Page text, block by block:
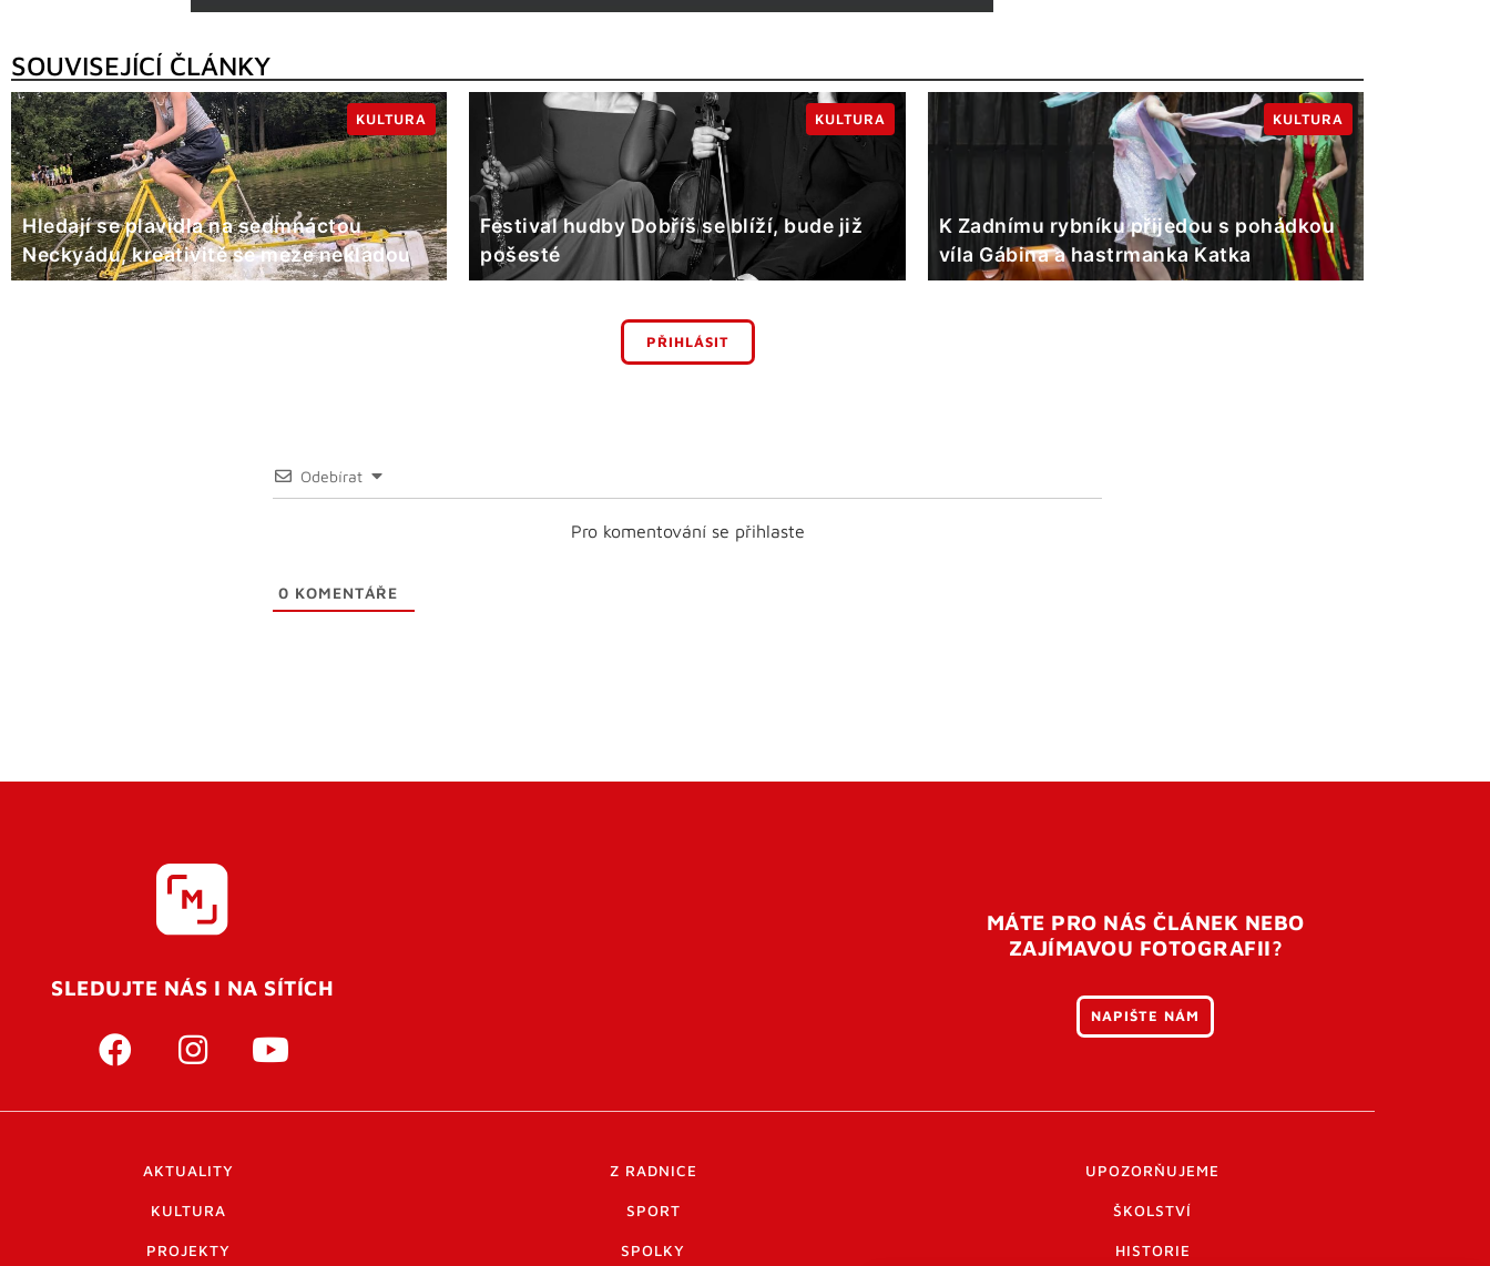
SOUVISEJÍCÍ ČLÁNKY
Hledají se plavidla na sedmnáctou
Neckyádu, kreativitě se meze nekladou
KULTURA
Festival hudby Dobříš se blíží, bude již
pošesté
KULTURA
K Zadnímu rybníku přijedou s pohádkou
víla Gábina a hastrmanka Katka
KULTURA
PŘIHLÁSIT
Odebírat
Pro komentování se přihlaste
0 KOMENTÁŘE
SLEDUJTE NÁS I NA SÍTÍCH
MÁTE PRO NÁS ČLÁNEK NEBO
ZAJÍMAVOU FOTOGRAFII?
NAPIŠTE NÁM
AKTUALITY Z RADNICE UPOZORŇUJEME
KULTURA SPORT ŠKOLSTVÍ
PROJEKTY SPOLKY HISTORIE